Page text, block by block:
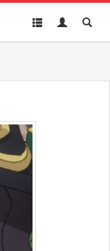
Toggle
Toggle